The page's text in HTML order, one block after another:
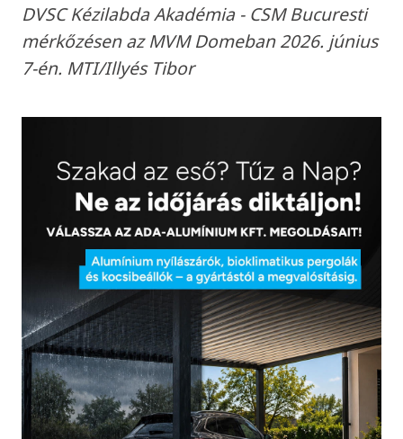
DVSC Kézilabda Akadémia - CSM Bucuresti
mérkőzésen az MVM Domeban 2026. június
7-én. MTI/Illyés Tibor